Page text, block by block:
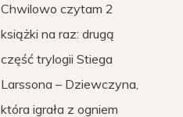
Chwilowo czytam 2
książki na raz: drugą
część trylogii Stiega
Larssona – Dziewczyna,
która igrała z ogniem